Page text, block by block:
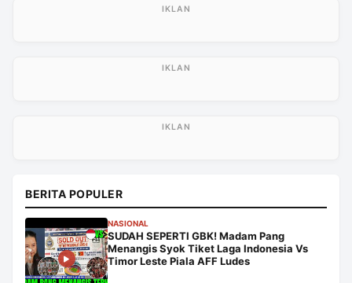
BERITA POPULER
NASIONAL
SUDAH SEPERTI GBK! Madam Pang
Menangis Syok Tiket Laga Indonesia Vs
Timor Leste Piala AFF Ludes